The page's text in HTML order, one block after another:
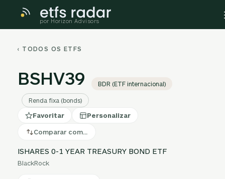
por Horizon Advisors
‹ TODOS OS ETFS
BSHV39 BDR (ETF internacional)
Renda fixa (bonds)
Favoritar Personalizar
Comparar com…
ISHARES 0-1 YEAR TREASURY BOND ETF
BlackRock